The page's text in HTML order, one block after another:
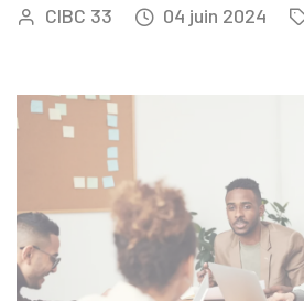
CIBC 33 04 juin 2024